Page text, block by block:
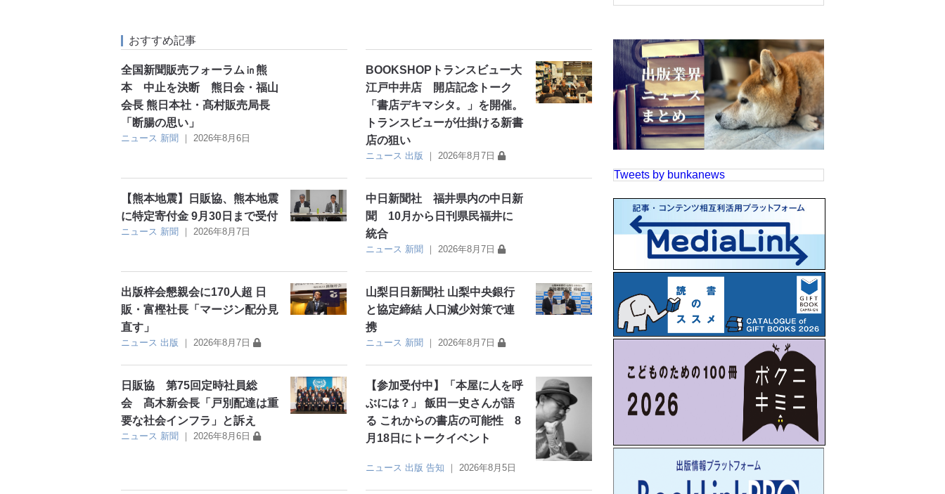
おすすめ記事
全国新聞販売フォーラム㏌熊
本 中止を決断 熊日会・福山
会長 熊日本社・髙村販売局長
「断腸の思い」
ニュース 新聞 ｜ 2026年8月6日
BOOKSHOPトランスビュー大
江戸中井店 開店記念トーク
「書店デキマシタ。」を開催。
トランスビューが仕掛ける新書
店の狙い
ニュース 出版 ｜ 2026年8月7日
【熊本地震】日販協、熊本地震
に特定寄付金 9月30日まで受付
ニュース 新聞 ｜ 2026年8月7日
中日新聞社 福井県内の中日新
聞 10月から日刊県民福井に
統合
ニュース 新聞 ｜ 2026年8月7日
出版梓会懇親会に170人超 日
販・富樫社長「マージン配分見
直す」
ニュース 出版 ｜ 2026年8月7日
山梨日日新聞社 山梨中央銀行
と協定締結 人口減少対策で連
携
ニュース 新聞 ｜ 2026年8月7日
日販協 第75回定時社員総
会 髙木新会長「戸別配達は重
要な社会インフラ」と訴え
ニュース 新聞 ｜ 2026年8月6日
【参加受付中】「本屋に人を呼
ぶには？」 飯田一史さんが語
る これからの書店の可能性 8
月18日にトークイベント
ニュース 出版 告知 ｜2026年8月5日
Tweets by bunkanews